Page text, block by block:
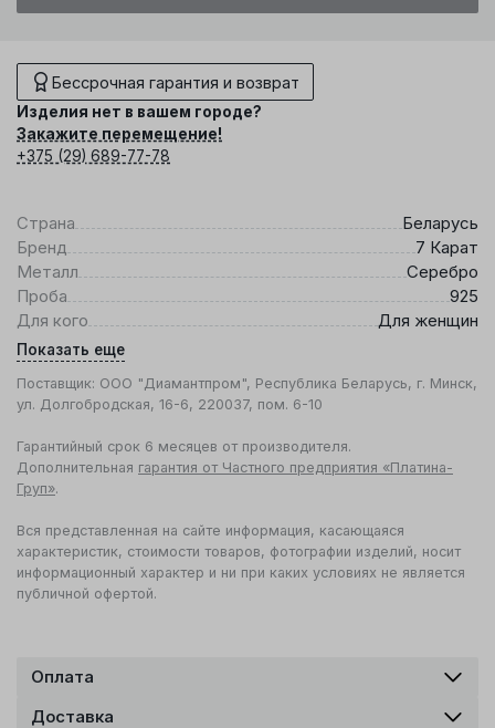
Бессрочная гарантия и возврат
Изделия нет в вашем городе?
Закажите перемещение!
+375 (29) 689-77-78
Страна
Беларусь
Бренд
7 Карат
Металл
Серебро
Проба
925
Для кого
Для женщин
Показать еще
Поставщик: ООО "Диамантпром", Республика Беларусь, г. Минск,
ул. Долгобродская, 16-6, 220037, пом. 6-10
Гарантийный срок 6 месяцев от производителя.
Дополнительная гарантия от Частного предприятия «Платина-
Груп».
Вся представленная на сайте информация, касающаяся
характеристик, стоимости товаров, фотографии изделий, носит
информационный характер и ни при каких условиях не является
публичной офертой.
Оплата
Доставка